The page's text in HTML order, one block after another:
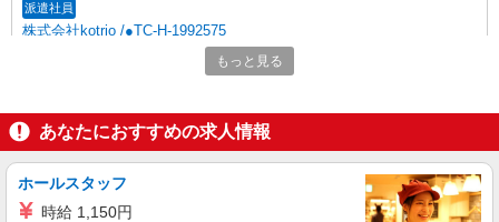
歓迎 ・認知症介護基礎研修 ・初任者研修 ・実務
者研修 ・介護福祉士 など
派遣社員
株式会社kotrio /●TC-H-1992575
国立駅☆デイサービス♪送迎できる方歓迎！生
活サポートなど
通費全支給(ガソリン代含む)＞
国立市 来社不要/面接なし
キープ 詳細を見る
もっと見る
あなたにおすすめの求人情報
ホールスタッフ
時給 1,150円